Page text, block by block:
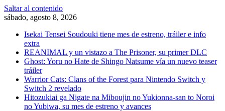
Saltar al contenido
sábado, agosto 8, 2026
Isekai Tensei Soudouki tiene mes de estreno, tráiler e info
extra
REANIMAL y un vistazo a The Prisoner, su primer DLC
Ghost: Yoru no Hate de Shingo Natsume vía un nuevo teaser
tráiler
Warrior Cats: Clans of the Forest para Nintendo Switch y
Switch 2 revelado
Hitozukiai ga Nigate na Miboujin no Yukionna-san to Noroi
no Yubiwa, su mes de estreno y avances